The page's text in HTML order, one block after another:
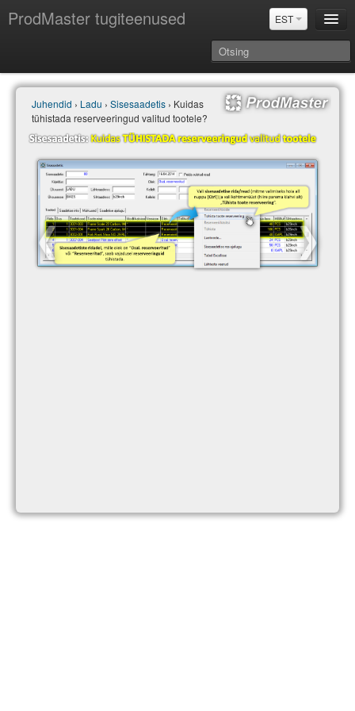
ProdMaster tugiteenused EST
Juhendid
Versiooniuuendused
Power BI & Merit Aktiva (EST)
Juhendid › Ladu › Sisesaadetis › Kuidas
tühistada reserveeringud valitud tootele?